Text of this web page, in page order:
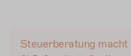
Steuerberatung macht